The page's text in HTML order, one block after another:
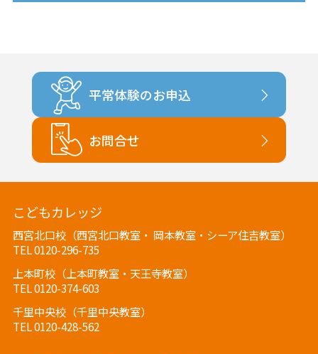
平常体験のお申込
お問合せ
こどもカレッジ
西宮北口校（西宮北口教室・ 岡本教室・シーア住吉教室）
TEL 0120-296-735
上本町校（上本町教室・天王寺教室）
TEL 0120-374-603
千里中央校（千里中央教室）
TEL 0120-428-562